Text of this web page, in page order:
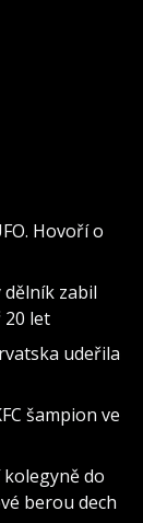
Hovoří o
zabil
20 let
udeřila
šampion ve
do
berou dech